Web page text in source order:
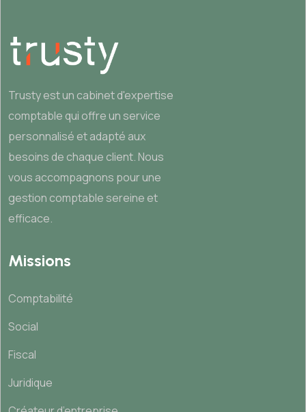
Trusty est un cabinet d'expertise
comptable qui offre un service
personnalisé et adapté aux
besoins de chaque client. Nous
vous accompagnons pour une
gestion comptable sereine et
efficace.
Missions
Comptabilité
Social
Fiscal
Juridique